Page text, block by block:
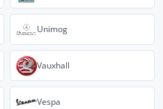
Unimog
Vauxhall
Vespa